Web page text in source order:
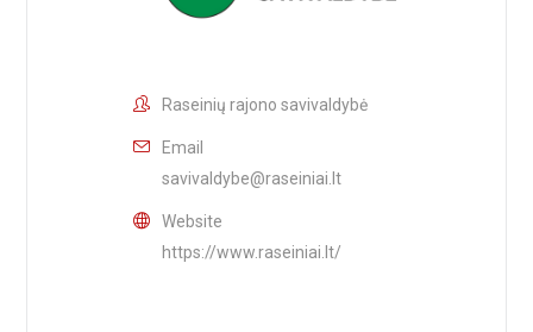
Raseinių rajono savivaldybė
Email
savivaldybe@raseiniai.lt
Website
https://www.raseiniai.lt/